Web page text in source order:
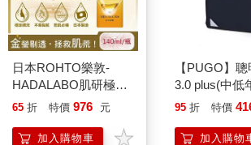
日本ROHTO樂敦-
HADALABO肌研極潤
金緻7重玻尿酸高效保
140ml/金瓶(Premium
65 折 特價 976 元
加入購物車
【PUGO】
3.0 plus(中低
黑 全新進化玩
95 折 特價
加入購物